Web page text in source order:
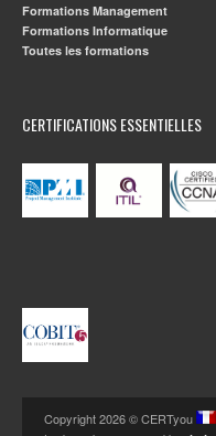
Formations Management
Formations Informatique
Toutes les formations
CERTIFICATIONS ESSENTIELLES
Copyright 2026 © CERTyou